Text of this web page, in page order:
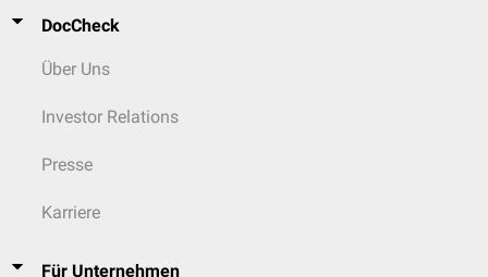
DocCheck
Über Uns
Investor Relations
Presse
Karriere
Für Unternehmen